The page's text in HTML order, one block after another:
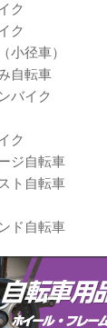
ク
ク
小径車）
自転車
バイク
ク
ジ自転車
ト自転車
ド自転車